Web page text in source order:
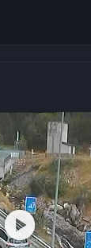
play_circle